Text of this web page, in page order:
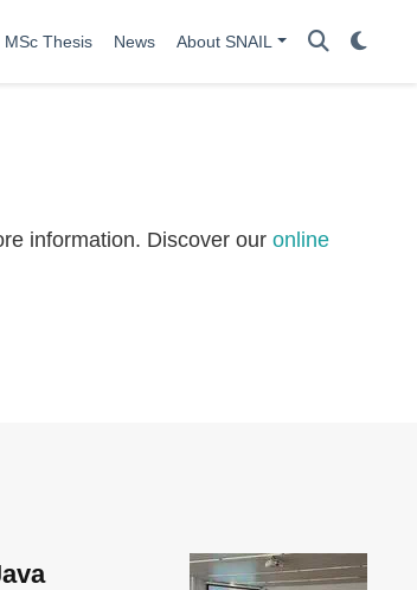
MSc Thesis News About SNAIL
information. Discover our online